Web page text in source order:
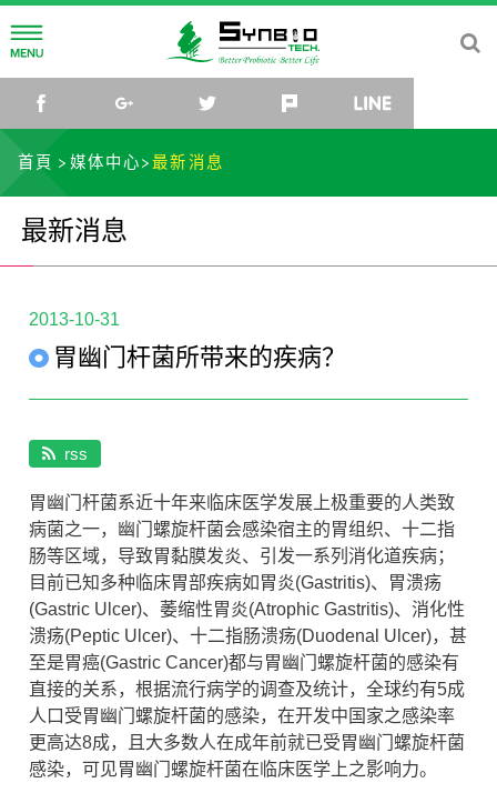
公司简介
公司理念
公司组织
研发中心
研究团队
菌种库
微生物体与乳酸菌应用研发中心
最新消息
活动讯息
影片
社会关怀
联络我们
facebook google+ twitter
首頁 媒体中心 最新消息
最新消息
2013-10-31
胃幽门杆菌所带来的疾病？
rss
胃幽门杆菌系近十年来临床医学发展上极重要的人类致
病菌之一，幽门螺旋杆菌会感染宿主的胃组织、十二指
肠等区域，导致胃黏膜发炎、引发一系列消化道疾病；
目前已知多种临床胃部疾病如胃炎(Gastritis)、胃溃疡
(Gastric Ulcer)、萎缩性胃炎(Atrophic Gastritis)、消化性
溃疡(Peptic Ulcer)、十二指肠溃疡(Duodenal Ulcer)，甚
至是胃癌(Gastric Cancer)都与胃幽门螺旋杆菌的感染有
直接的关系，根据流行病学的调查及统计，全球约有5成
人口受胃幽门螺旋杆菌的感染，在开发中国家之感染率
更高达8成，且大多数人在成年前就已受胃幽门螺旋杆菌
感染，可见胃幽门螺旋杆菌在临床医学上之影响力。